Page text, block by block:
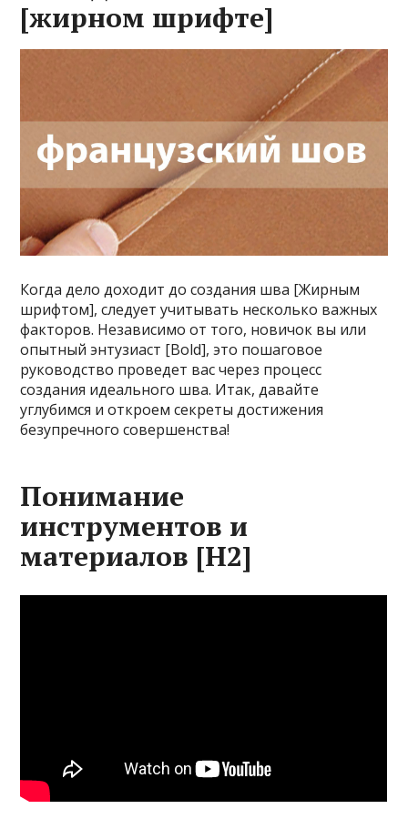
[жирном шрифте]
Когда дело доходит до создания шва [Жирным
шрифтом], следует учитывать несколько важных
факторов. Независимо от того, новичок вы или
опытный энтузиаст [Bold], это пошаговое
руководство проведет вас через процесс
создания идеального шва. Итак, давайте
углубимся и откроем секреты достижения
безупречного совершенства!
Понимание
инструментов и
материалов [H2]